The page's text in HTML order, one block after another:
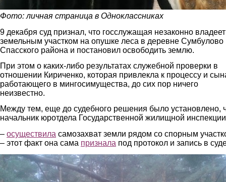
Фото: личная страница в Одноклассниках
9 декабря суд признал, что госслужащая незаконно владеет
земельным участком на опушке леса в деревне Сумбулово
Спасского района и постановил освободить землю.
При этом о каких-либо результатах служебной проверки в
отношении Кириченко, которая привлекла к процессу и
работающего в мингосимущества, до сих пор ничего
неизвестно.
Между тем, еще до судебного решения было установлено,
начальник юротдела Государственной жилищной
– осуществила самозахват земли рядом со спорным
– этот факт она сама признала под протокол и запись в
2.jpg